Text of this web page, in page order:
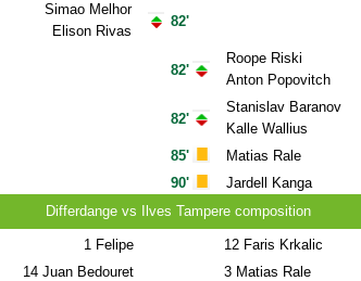
Simao Melhor
Elison Rivas
82'
82'
82'
85'
90'
Roope Riski
Anton Popovitch
Stanislav Baranov
Kalle Wallius
Matias Rale
Jardell Kanga
Differdange vs Ilves Tampere composition
1Felipe
14Juan Bedouret
12Faris Krkalic
3Matias Rale